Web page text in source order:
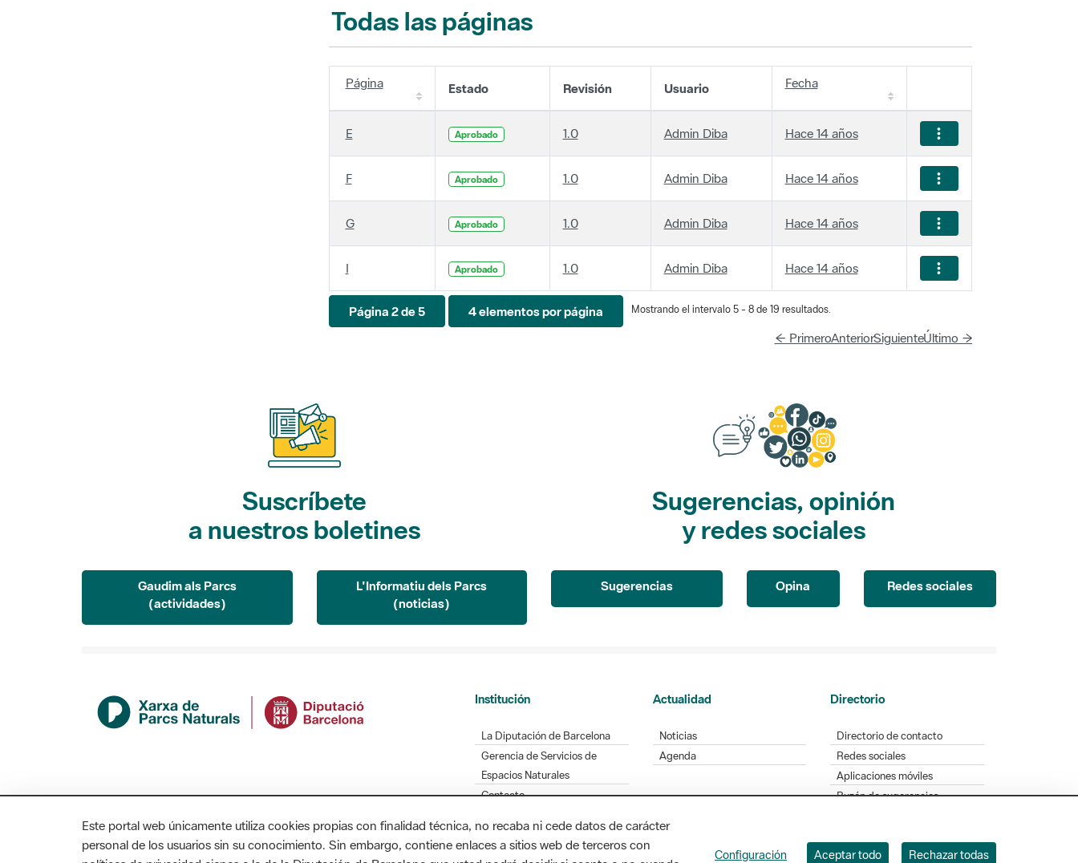
Todas las páginas
Página Estado Revisión Usuario Fecha
E Aprobado 1.0 Admin Diba Hace 14 años
F Aprobado 1.0 Admin Diba Hace 14 años
G Aprobado 1.0 Admin Diba Hace 14 años
I Aprobado 1.0 Admin Diba Hace 14 años
Página 2 de 5 4 elementos por página Mostrando el intervalo 5 - 8 de 19 resultados.
← PrimeroAnteriorSiguienteÚltimo →
Suscríbete
a nuestros boletines
Gaudim als Parcs
(actividades)
L'Informatiu dels Parcs
(noticias)
Sugerencias, opinión
y redes sociales
Sugerencias Opina Redes sociales
Institución
La Diputación de Barcelona
Gerencia de Servicios de
Espacios Naturales
Contacto
Actualidad
Noticias
Agenda
Directorio
Directorio de contacto
Redes sociales
Aplicaciones móviles
Buzón de sugerencias
Este portal web únicamente utiliza cookies propias con finalidad técnica, no recaba ni cede datos de carácter
personal de los usuarios sin su conocimiento. Sin embargo, contiene enlaces a sitios web de terceros con
Configuración Aceptar todo Rechazar todas